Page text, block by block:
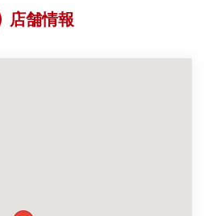
店舗情報